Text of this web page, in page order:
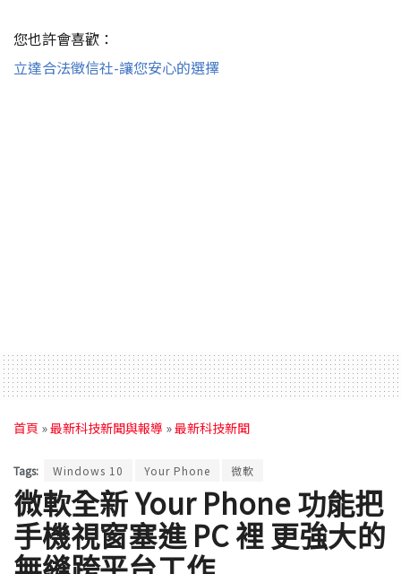
您也許會喜歡：
立達合法徵信社-讓您安心的選擇
首頁 »最新科技新聞與報導 »最新科技新聞
Tags: Windows 10 Your Phone 微軟
微軟全新 Your Phone 功能把
手機視窗塞進 PC 裡 更強大的